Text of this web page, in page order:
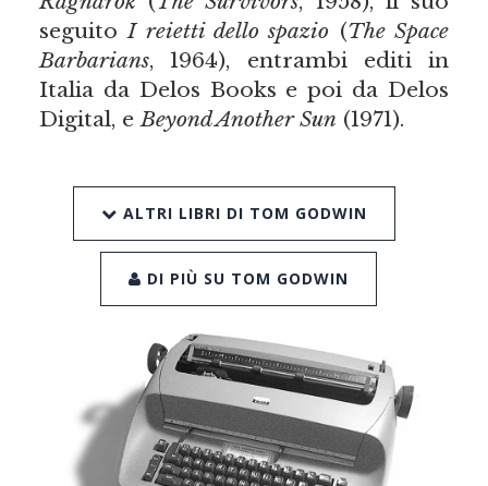
seguitoI reietti dello spazio (The Space
Barbarians, 1964), entrambi editi in
Italia da Delos Books e poi da Delos
Digital, eBeyond Another Sun(1971).
ALTRI LIBRI DI TOM GODWIN
DI PIÙ SU TOM GODWIN